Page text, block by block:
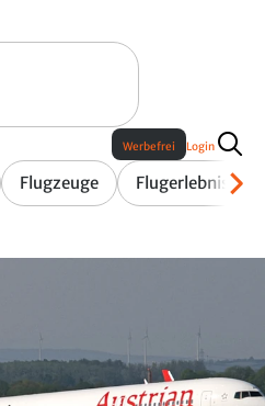
Flugzeuge Flugerlebnis
Werbefrei Login